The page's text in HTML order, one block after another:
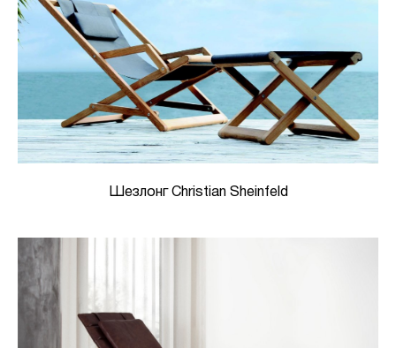
Шезлонг Christian Sheinfeld